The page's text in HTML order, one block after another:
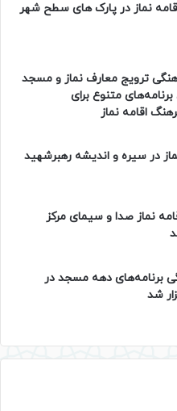
نماز در پارک های سطح شهر
ترویج معارف نماز و مسجد
برنامه‌های متنوع برای
اقامه نماز
در سیره و اندیشه رهبرشهید
نماز صدا و سیمای مرکز
برنامه‌های دهه مسجد در
شد